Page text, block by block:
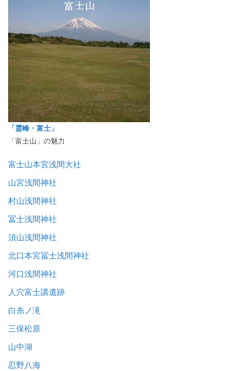
「霊峰・富士」
「富士山」の魅力
富士山本宮浅間大社
山宮浅間神社
村山浅間神社
冨士浅間神社
須山浅間神社
北口本宮冨士浅間神社
河口浅間神社
人穴富士講遺跡
白糸ノ滝
三保松原
山中湖
忍野八海